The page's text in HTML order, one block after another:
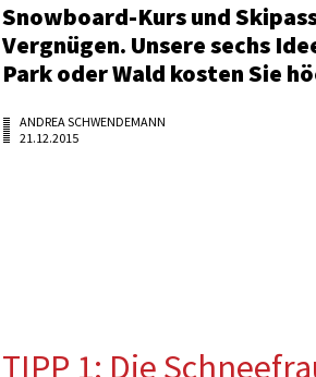
Snowboard-Kurs und
Vergnügen. Unsere sechs
Park oder Wald kosten Sie
ANDREA SCHWENDEMANN
21.12.2015
TIPP 1: Die